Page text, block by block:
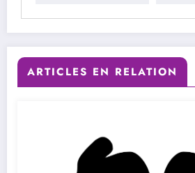
ARTICLES EN RELATION